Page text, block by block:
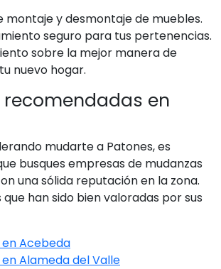
montaje y desmontaje de muebles.
seguro para tus pertenencias.
sobre la mejor manera de
nuevo hogar.
recomendadas en
mudarte a Patones, es
busques empresas de mudanzas
una sólida reputación en la zona.
han sido bien valoradas por sus
en Acebeda
Alameda del Valle